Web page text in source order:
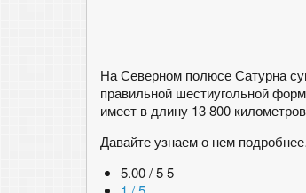
На Северном полюсе Сатурна
правильной шестиугольной
имеет в длину 13 800
Давайте узнаем о нем
5.00 / 5 5